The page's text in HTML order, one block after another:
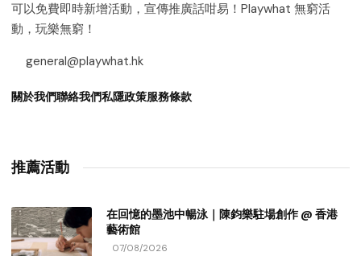
可以免費即時新增活動，宣傳推廣話咁易！Playwhat 無窮活
動，玩樂無窮！
general@playwhat.hk
關於我們聯絡我們私隱政策服務條款
推薦活動
在回憶的墨池中暢泳｜陳鈞樂駐場創作 @ 香港
藝術館
07/08/2026